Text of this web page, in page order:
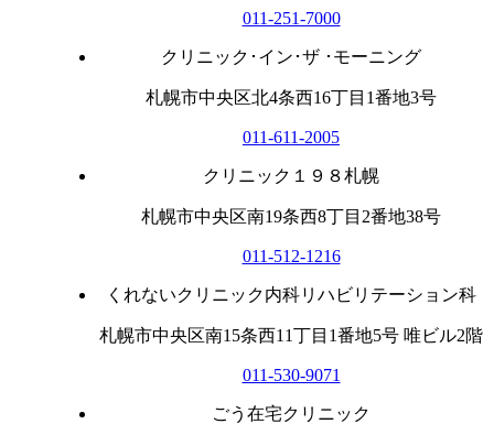
011-251-7000
クリニック･イン･ザ ･モーニング
札幌市中央区北4条西16丁目1番地3号
011-611-2005
クリニック１９８札幌
札幌市中央区南19条西8丁目2番地38号
011-512-1216
くれないクリニック内科リハビリテーション科
札幌市中央区南15条西11丁目1番地5号 唯ビル2階
011-530-9071
ごう在宅クリニック